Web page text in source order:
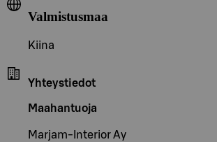
Valmistusmaa
Kiina
Yhteystiedot
Maahantuoja
Marjam-Interior Ay